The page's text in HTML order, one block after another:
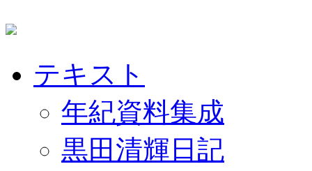
テキスト
年紀資料集成
黒田清輝日記